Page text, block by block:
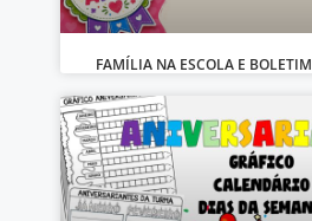
FAMÍLIA NA ESCOLA E BOLETIM